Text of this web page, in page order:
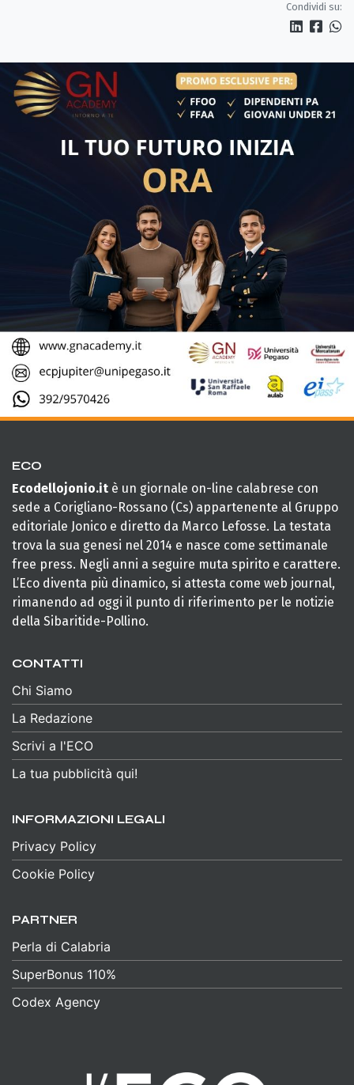
Condividi su:
ECO
Ecodellojonio.it è un giornale on-line calabrese con
sede a Corigliano-Rossano (Cs) appartenente al Gruppo
editoriale Jonico e diretto da Marco Lefosse. La testata
trova la sua genesi nel 2014 e nasce come settimanale
free press. Negli anni a seguire muta spirito e carattere.
L’Eco diventa più dinamico, si attesta come web journal,
rimanendo ad oggi il punto di riferimento per le notizie
della Sibaritide-Pollino.
CONTATTI
Chi Siamo
La Redazione
Scrivi a l'ECO
La tua pubblicità qui!
INFORMAZIONI LEGALI
Privacy Policy
Cookie Policy
PARTNER
Perla di Calabria
SuperBonus 110%
Codex Agency